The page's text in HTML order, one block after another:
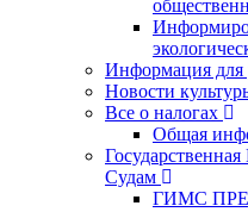
Информация
Новости
Все о налогах
Общая
Судам
ГИМС